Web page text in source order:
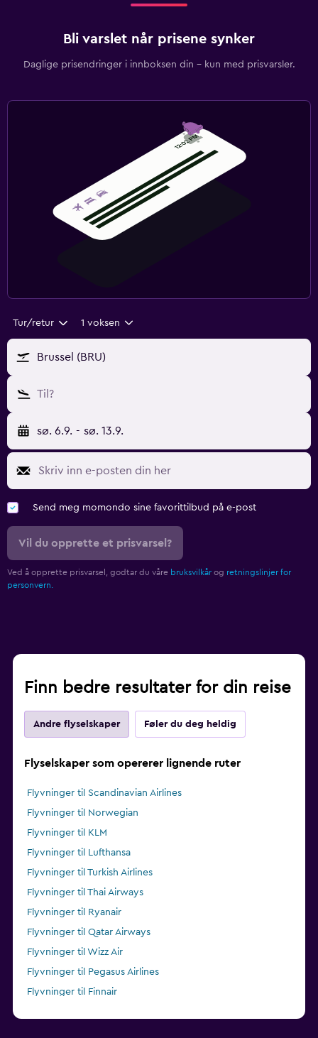
Bli varslet når prisene synker
Daglige prisendringer i innboksen din – kun med prisvarsler.
Tur/retur 1 voksen
Brussel (BRU)
Til?
sø. 6.9. - sø. 13.9.
Send meg momondo sine favorittilbud på e-post
Vil du opprette et prisvarsel?
Ved å opprette prisvarsel, godtar du våre bruksvilkår og retningslinjer for
personvern.
Finn bedre resultater for din reise
Andre flyselskaper Føler du deg heldig
Flyselskaper som opererer lignende ruter
Flyvninger til Scandinavian Airlines
Flyvninger til Norwegian
Flyvninger til KLM
Flyvninger til Lufthansa
Flyvninger til Turkish Airlines
Flyvninger til Thai Airways
Flyvninger til Ryanair
Flyvninger til Qatar Airways
Flyvninger til Wizz Air
Flyvninger til Pegasus Airlines
Flyvninger til Finnair